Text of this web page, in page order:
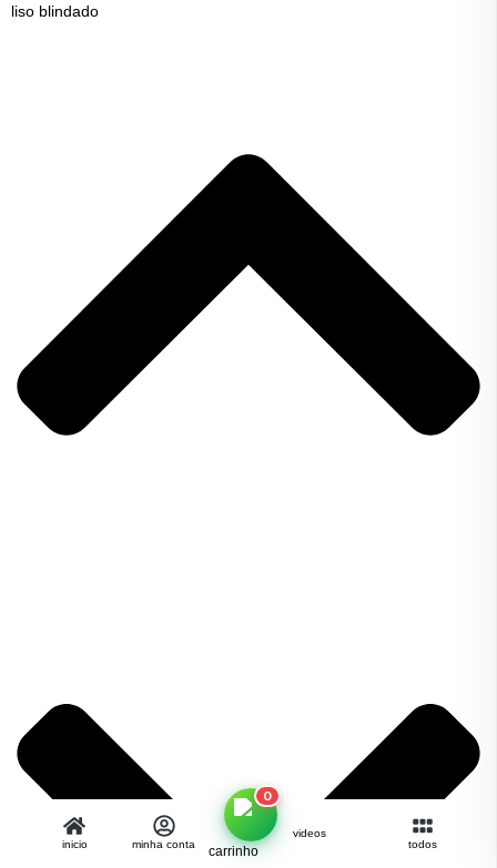
inicio minha conta
0
carrinho
videos
todos
liso blindado